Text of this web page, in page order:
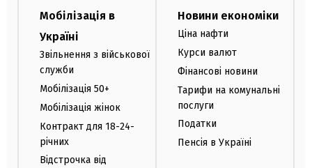
Мобілізація в
Україні
Звільнення з військової
служби
Мобілізація 50+
Мобілізація жінок
Контракт для 18-24-
річних
Відстрочка від
Новини економіки
Ціна нафти
Курси валют
Фінансові новини
Тарифи на комунальні
послуги
Податки
Пенсія в Україні